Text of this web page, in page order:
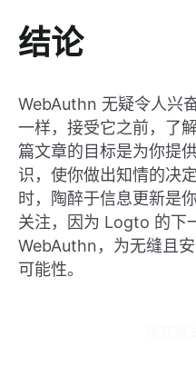
结论
WebAuthn 无疑令人兴
一样，接受它之前，了
篇文章的目标是为你提
识，使你做出知情的决
时，陶醉于信息更新是
关注，因为 Logto 的下
WebAuthn，为无缝且
可能性。